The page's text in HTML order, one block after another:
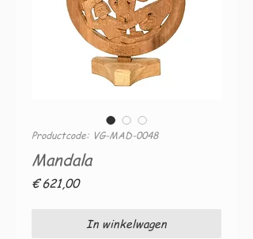
Productcode: VG-MAD-0048
Mandala
€ 621,00Prijs
In winkelwagen